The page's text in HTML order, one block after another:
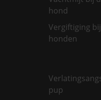
hond
Vergiftiging bij
honden
pup